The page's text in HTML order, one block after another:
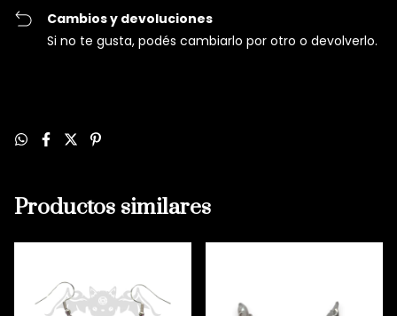
Cambios y devoluciones
Si no te gusta, podés cambiarlo por otro o devolverlo.
Productos similares